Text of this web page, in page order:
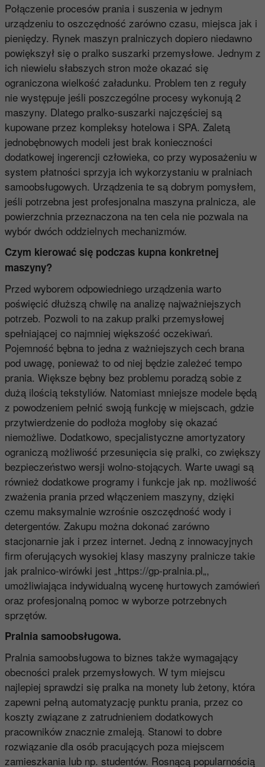
Połączenie procesów prania i suszenia w jednym
urządzeniu to oszczędność zarówno czasu, miejsca jak i
pieniędzy. Rynek maszyn pralniczych dopiero niedawno
powiększył się o pralko suszarki przemysłowe. Jednym z
ich niewielu słabszych stron może okazać się
ograniczona wielkość załadunku. Problem ten z reguły
nie występuje jeśli poszczególne procesy wykonują 2
maszyny. Dlatego pralko-suszarki najczęściej są
kupowane przez kompleksy hotelowa i SPA. Zaletą
jednobębnowych modeli jest brak konieczności
dodatkowej ingerencji człowieka, co przy wyposażeniu w
system płatności sprzyja ich wykorzystaniu w pralniach
samoobsługowych. Urządzenia te są dobrym pomysłem,
jeśli potrzebna jest profesjonalna maszyna pralnicza, ale
powierzchnia przeznaczona na ten cela nie pozwala na
wybór dwóch oddzielnych mechanizmów.
Czym kierować się podczas kupna konkretnej
maszyny?
Przed wyborem odpowiedniego urządzenia warto
poświęcić dłuższą chwilę na analizę najważniejszych
potrzeb. Pozwoli to na zakup pralki przemysłowej
spełniającej co najmniej większość oczekiwań.
Pojemność bębna to jedna z ważniejszych cech brana
pod uwagę, ponieważ to od niej będzie zależeć tempo
prania. Większe bębny bez problemu poradzą sobie z
dużą ilością tekstyliów. Natomiast mniejsze modele będą
z powodzeniem pełnić swoją funkcję w miejscach, gdzie
przytwierdzenie do podłoża mogłoby się okazać
niemożliwe. Dodatkowo, specjalistyczne amortyzatory
ograniczą możliwość przesunięcia się pralki, co zwiększy
bezpieczeństwo wersji wolno-stojących. Warte uwagi są
również dodatkowe programy i funkcje jak np. możliwość
zważenia prania przed włączeniem maszyny, dzięki
czemu maksymalnie wzrośnie oszczędność wody i
detergentów. Zakupu można dokonać zarówno
stacjonarnie jak i przez internet. Jedną z innowacyjnych
firm oferujących wysokiej klasy maszyny pralnicze takie
jak pralnico-wirówki jest „https://gp-pralnia.pl„,
umożliwiająca indywidualną wycenę hurtowych zamówień
oraz profesjonalną pomoc w wyborze potrzebnych
sprzętów.
Pralnia samoobsługowa.
Pralnia samoobsługowa to biznes także wymagający
obecności pralek przemysłowych. W tym miejscu
najlepiej sprawdzi się pralka na monety lub żetony, która
zapewni pełną automatyzację punktu prania, przez co
koszty związane z zatrudnieniem dodatkowych
pracowników znacznie zmaleją. Stanowi to dobre
rozwiązanie dla osób pracujących poza miejscem
zamieszkania lub np. studentów. Rosnącą popularnością